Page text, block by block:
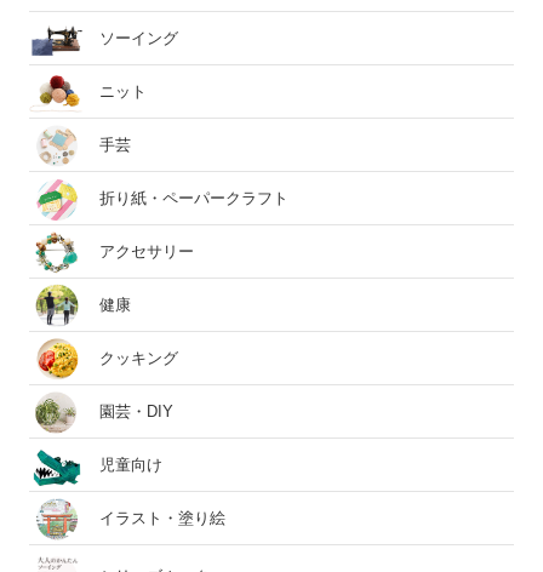
ソーイング
ニット
手芸
折り紙・ペーパークラフト
アクセサリー
健康
クッキング
園芸・DIY
児童向け
イラスト・塗り絵